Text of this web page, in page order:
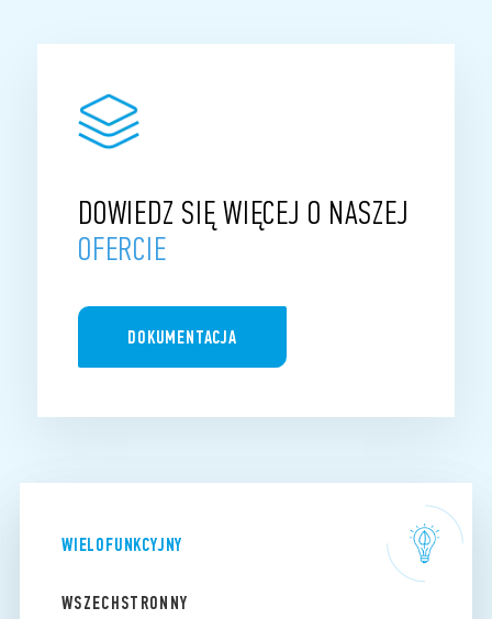
DOWIEDZ SIĘ WIĘCEJ O NASZEJ
OFERCIE
DOKUMENTACJA
WIELOFUNKCYJNY
WSZECHSTRONNY